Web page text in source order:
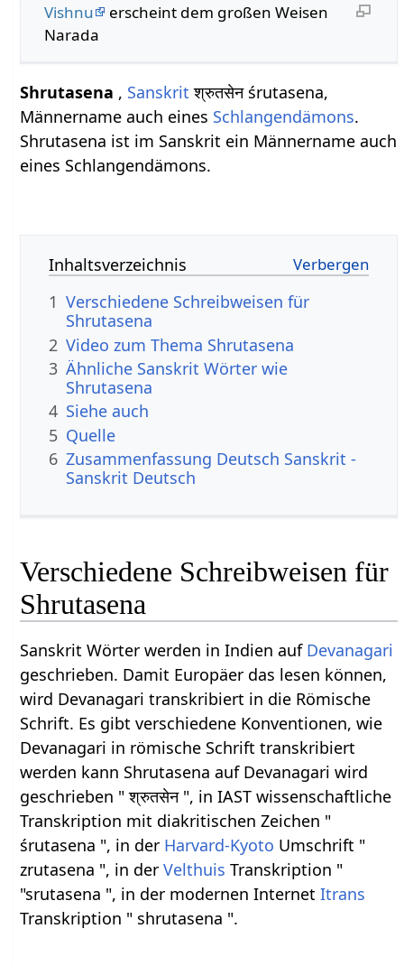
Vishnu
erscheint dem großen Weisen
Narada
Shrutasena , Sanskrit श्रुतसेन śrutasena,
Männername auch eines Schlangendämons.
Shrutasena ist im Sanskrit ein Männername auch
eines Schlangendämons.
Inhaltsverzeichnis
1 Verschiedene Schreibweisen für
Shrutasena
2 Video zum Thema Shrutasena
3 Ähnliche Sanskrit Wörter wie
Shrutasena
4 Siehe auch
5 Quelle
6 Zusammenfassung Deutsch Sanskrit -
Sanskrit Deutsch
Verschiedene Schreibweisen für
Shrutasena
Sanskrit Wörter werden in Indien auf Devanagari
geschrieben. Damit Europäer das lesen können,
wird Devanagari transkribiert in die Römische
Schrift. Es gibt verschiedene Konventionen, wie
Devanagari in römische Schrift transkribiert
werden kann Shrutasena auf Devanagari wird
geschrieben " श्रुतसेन ", in IAST wissenschaftliche
Transkription mit diakritischen Zeichen "
śrutasena ", in der Harvard-Kyoto Umschrift "
zrutasena ", in derVelthuis Transkription "
"srutasena ", in der modernen InternetItrans
Transkription " shrutasena ".